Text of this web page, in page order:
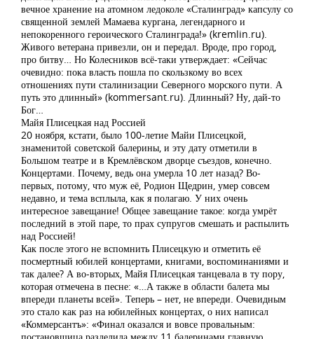
вечное хранение на атомном ледоколе «Сталинград» капсулу со
священной землей Мамаева кургана, легендарного и
непокоренного героического Сталинграда!» (kremlin.ru).
Живого ветерана привезли, он и передал. Вроде, про город,
про битву… Но Колесников всё-таки утверждает: «Сейчас
очевидно: пока власть пошла по скользкому во всех
отношениях пути сталинизации Северного морского пути. А
путь это длинный» (kommersant.ru). Длинный? Ну, дай-то
Бог…
Майя Плисецкая над Россией
20 ноября, кстати, было 100-летие Майи Плисецкой,
знаменитой советской балерины, и эту дату отметили в
Большом театре и в Кремлёвском дворце съездов, конечно.
Концертами. Почему, ведь она умерла 10 лет назад? Во-
первых, потому, что муж её, Родион Щедрин, умер совсем
недавно, и тема всплыла, как я полагаю. У них очень
интересное завещание! Общее завещание такое: когда умрёт
последний в этой паре, то прах супругов смешать и распылить
над Россией!
Как после этого не вспомнить Плисецкую и отметить её
посмертный юбилей концертами, книгами, воспоминаниями и
так далее? А во-вторых, Майя Плисецкая танцевала в ту пору,
которая отмечена в песне: «…А также в области балета мы
впереди планеты всей». Теперь – нет, не впереди. Очевидным
это стало как раз на юбилейных концертах, о них написал
«Коммерсантъ»: «Финал оказался и вовсе провальным: